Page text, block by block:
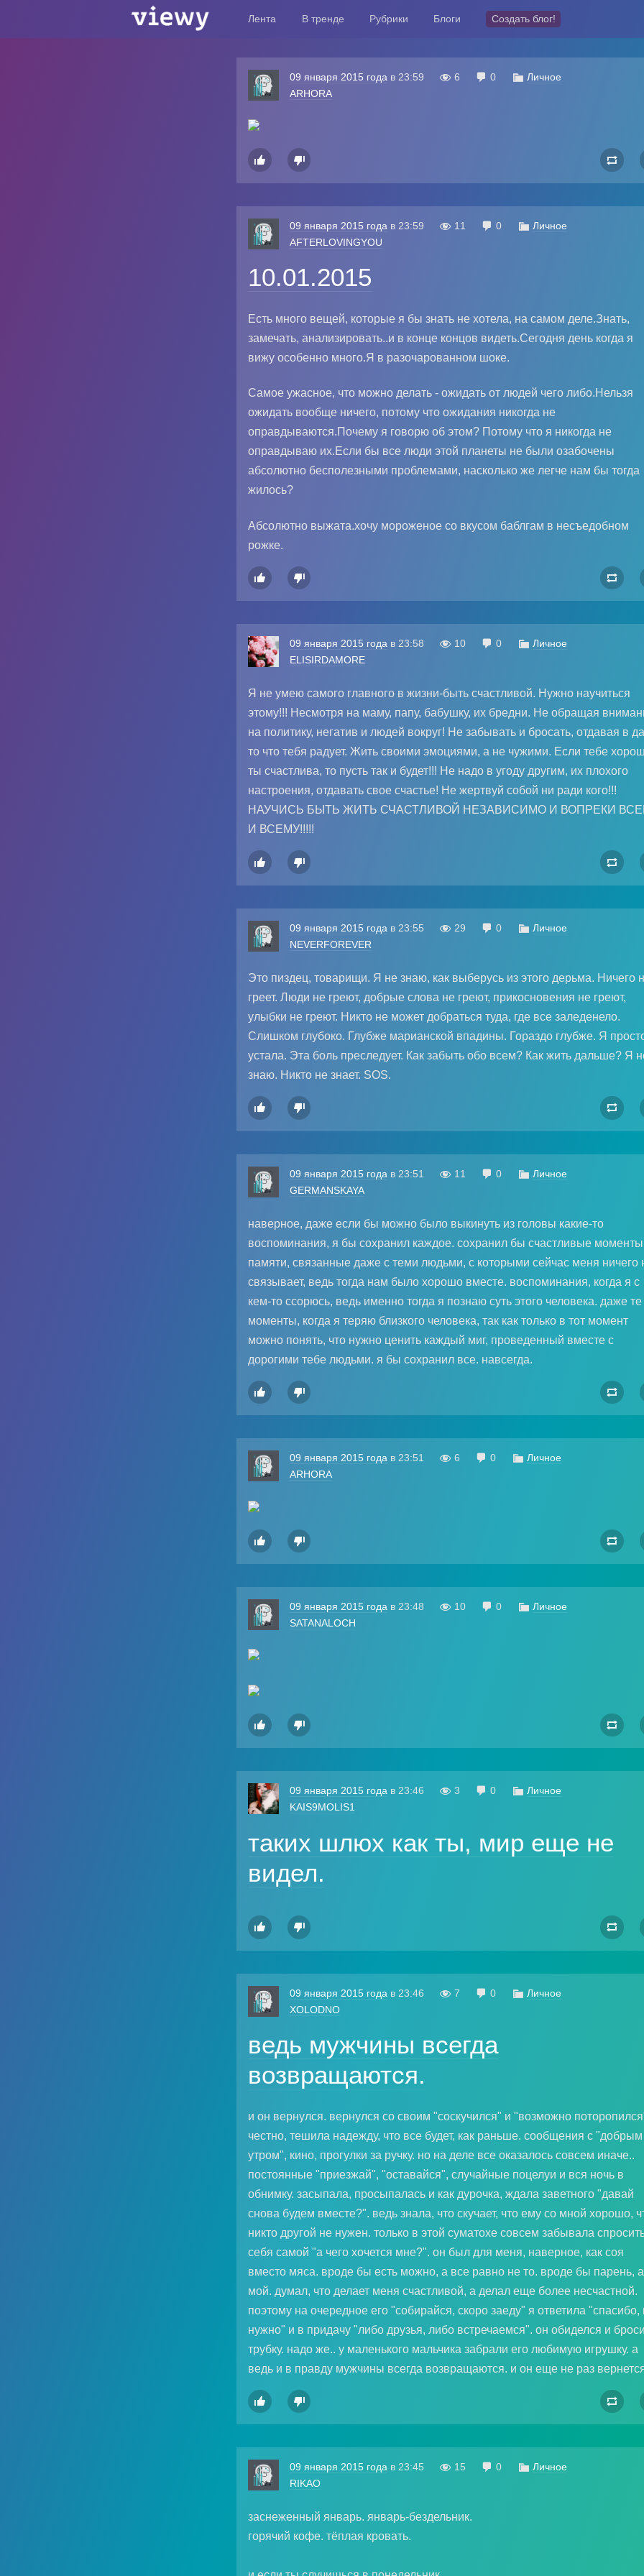
Лента В тренде Рубрики Блоги Создать блог!
09 января 2015 года в23:59  6  0  Личное
ARHORA
  
09 января 2015 года в23:59  11  0  Личное
AFTERLOVINGYOU
10.01.2015
Есть много вещей, которые я бы знать не хотела, на самом деле.Знать,
замечать, анализировать..и в конце концов видеть.Сегодня день когда я
вижу особенно много.Я в разочарованном шоке.
Самое ужасное, что можно делать - ожидать от людей чего либо.Нельзя
ожидать вообще ничего, потому что ожидания никогда не
оправдываются.Почему я говорю об этом? Потому что я никогда не
оправдываю их.Если бы все люди этой планеты не были озабочены
абсолютно бесполезными проблемами, насколько же легче нам бы тогда
жилось?
Абсолютно выжата.хочу мороженое со вкусом баблгам в несъедобном
рожке.
  
09 января 2015 года в23:58  10  0  Личное
ELISIRDAMORE
Я не умею самого главного в жизни-быть счастливой. Нужно научиться
этому!!! Несмотря на маму, папу, бабушку, их бредни. Не обращая
на политику, негатив и людей вокруг! Не забывать и бросать, отдавая в
то что тебя радует. Жить своими эмоциями, а не чужими. Если тебе
ты счастлива, то пусть так и будет!!! Не надо в угоду другим, их плохого
настроения, отдавать свое счастье! Не жертвуй собой ни ради кого!!!
НАУЧИСЬ БЫТЬ ЖИТЬ СЧАСТЛИВОЙ НЕЗАВИСИМО И ВОПРЕКИ
И ВСЕМУ!!!!!
  
09 января 2015 года в23:55  29  0  Личное
NEVERFOREVER
Это пиздец, товарищи. Я не знаю, как выберусь из этого дерьма. Ничего
греет. Люди не греют, добрые слова не греют, прикосновения не греют,
улыбки не греют. Никто не может добраться туда, где все заледенело.
Слишком глубоко. Глубже марианской впадины. Гораздо глубже. Я
устала. Эта боль преследует. Как забыть обо всем? Как жить дальше? Я
знаю. Никто не знает. SOS.
  
09 января 2015 года в23:51  11  0  Личное
GERMANSKAYA
наверное, даже если бы можно было выкинуть из головы какие-то
воспоминания, я бы сохранил каждое. сохранил бы счастливые
памяти, связанные даже с теми людьми, с которыми сейчас меня ничего
связывает, ведь тогда нам было хорошо вместе. воспоминания, когда я с
кем-то ссорюсь, ведь именно тогда я познаю суть этого человека. даже те
моменты, когда я теряю близкого человека, так как только в тот момент
можно понять, что нужно ценить каждый миг, проведенный вместе с
дорогими тебе людьми. я бы сохранил все. навсегда.
  
09 января 2015 годав23:51  6  0  Личное
ARHORA
  
09 января 2015 года в23:48  10  0  Личное
SATANALOCH
  
09 января 2015 годав23:46  3  0  Личное
KAIS9MOLIS1
таких шлюх как ты, мир еще не
видел.
  
09 января 2015 года в23:46  7  0  Личное
XOLODNO
ведь мужчины всегда
возвращаются.
и он вернулся. вернулся со своим "соскучился" и "возможно
честно, тешила надежду, что все будет, как раньше. сообщения с "добрым
утром", кино, прогулки за ручку. но на деле все оказалось совсем иначе..
постоянные "приезжай", "оставайся", случайные поцелуи и вся ночь в
обнимку. засыпала, просыпалась и как дурочка, ждала заветного "давай
снова будем вместе?". ведь знала, что скучает, что ему со мной хорошо,
никто другой не нужен. только в этой суматохе совсем забывала
себя самой "а чего хочется мне?". он был для меня, наверное, как соя
вместо мяса. вроде бы есть можно, а все равно не то. вроде бы парень,
мой. думал, что делает меня счастливой, а делал еще более несчастной.
поэтому на очередное его "собирайся, скоро заеду" я ответила "спасибо,
нужно" и в придачу "либо друзья, либо встречаемся". он обиделся и
трубку. надо же.. у маленького мальчика забрали его любимую игрушку. а
ведь и в правду мужчины всегда возвращаются. и он еще не раз
  
09 января 2015 года в23:45  15  0  Личное
RIKAO
заснеженный январь. январь-бездельник.
горячий кофе. тёплая кровать.